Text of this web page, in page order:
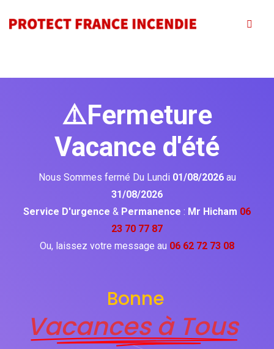
⚠️Fermeture
Vacance d'été
Nous Sommes fermé Du Lundi 01/08/2026 au
31/08/2026
Service D'urgence & Permanence : Mr Hicham 06
23 70 77 87
Ou, laissez votre message au 06 62 72 73 08
Bonne
Vacances à Tous